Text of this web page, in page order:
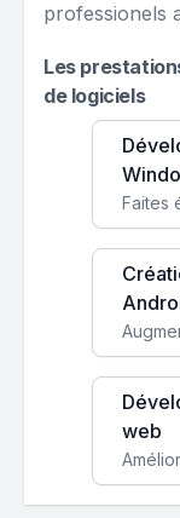
professionels
Les
de logiciels
web